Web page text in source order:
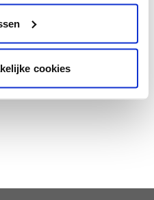
cookies
basis van de lichtinval
check-up